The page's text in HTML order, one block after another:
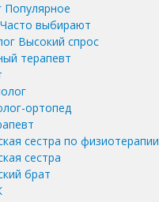
Популярное
Часто выбирают
Высокий спрос
терапевт
ортопед
сестра по физиотерапии
сестра
брат